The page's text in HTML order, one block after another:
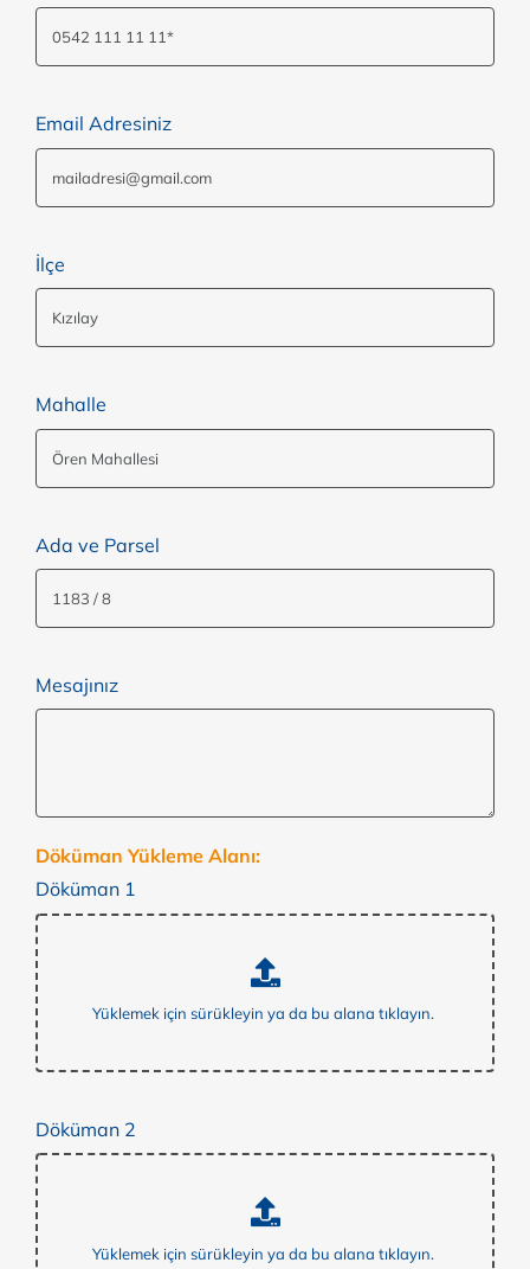
Email Adresiniz
İlçe
Mahalle
Ada ve Parsel
Mesajınız
Döküman Yükleme Alanı:
Döküman 1
Döküman 2